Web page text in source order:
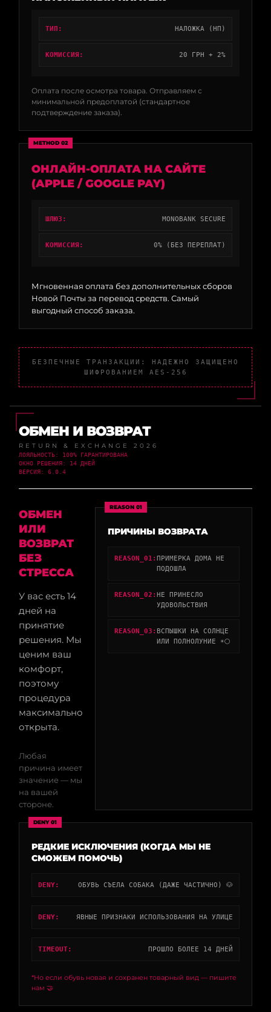
ТИП: НАЛОЖКА (НП)
КОМИССИЯ: 20 ГРН + 2%
Оплата после осмотра товара. Отправляем с
минимальной предоплатой (стандартное
подтверждение заказа).
METHOD 02
ОНЛАЙН-ОПЛАТА НА САЙТЕ
(APPLE / GOOGLE PAY)
ШЛЮЗ: MONOBANK SECURE
КОМИССИЯ: 0% (БЕЗ ПЕРЕПЛАТ)
Мгновенная оплата без дополнительных сборов
Новой Почты за перевод средств. Самый
выгодный способ заказа.
БЕЗПЕЧНЫЕ ТРАНЗАКЦИИ: НАДЕЖНО ЗАЩИЩЕНО
ШИФРОВАНИЕМ AES-256
ОБМЕН И ВОЗВРАТ
RETURN & EXCHANGE 2026
ЛОЯЛЬНОСТЬ: 100% ГАРАНТИРОВАНА
ОКНО РЕШЕНИЯ: 14 ДНЕЙ
ВЕРСИЯ: 6.0.4
ОБМЕН
ИЛИ
ВОЗВРАТ
БЕЗ
СТРЕССА
У вас есть 14
дней на
принятие
решения. Мы
ценим ваш
комфорт,
поэтому
процедура
максимально
открыта.
Любая
причина имеет
значение — мы
на вашей
стороне.
REASON 01
ПРИЧИНЫ ВОЗВРАТА
REASON_01:ПРИМЕРКА ДОМА НЕ
ПОДОШЛА
REASON_02:НЕ ПРИНЕСЛО
УДОВОЛЬСТВИЯ
REASON_03: ВСПЫШКИ НА СОЛНЦЕ
ИЛИ ПОЛНОЛУНИЕ ☀️🌕
DENY 01
РЕДКИЕ ИСКЛЮЧЕНИЯ (КОГДА МЫ НЕ
СМОЖЕМ ПОМОЧЬ)
DENY: ОБУВЬ СЪЕЛА СОБАКА (ДАЖЕ ЧАСТИЧНО) 🐶
DENY: ЯВНЫЕ ПРИЗНАКИ ИСПОЛЬЗОВАНИЯ НА УЛИЦЕ
TIMEOUT: ПРОШЛО БОЛЕЕ 14 ДНЕЙ
*Но если обувь новая и сохранен товарный вид — пишите
нам 🤝